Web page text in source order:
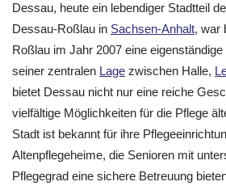
Dessau, heute ein lebendiger Stadtteil
Dessau-Roßlau in Sachsen-Anhalt, war
Roßlau im Jahr 2007 eine
seiner zentralen Lage zwischen Halle,
bietet Dessau nicht nur eine reiche
vielfältige Möglichkeiten für die Pflege
Stadt ist bekannt für ihre
Altenpflegeheime, die Senioren mit
Pflegegrad eine sichere Betreuung